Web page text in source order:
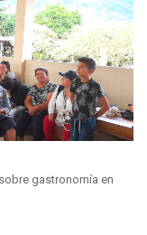
gastronomía en